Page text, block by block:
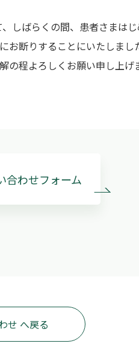
しばらくの間、患者さまは
断りすることにいたしまし
程よろしくお願い申し上げ
合わせフォーム
せ へ戻る